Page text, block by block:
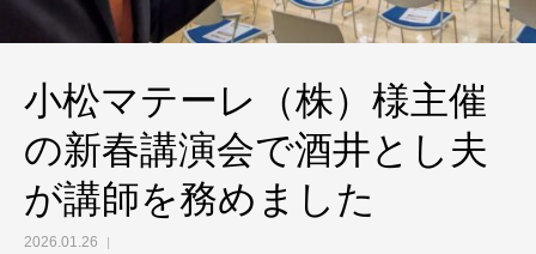
小松マテーレ（株）様主催
の新春講演会で酒井とし夫
が講師を務めました
2026.01.26